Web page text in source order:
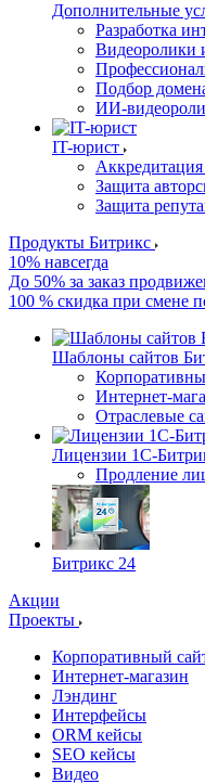
Дополнительные
Разработка
Видеоролики
Подбор
ИИ-
IT-юрист
Защита
Защита
Продукты Битрикс
10% навсегда
До 50% за заказ
100 % скидка при смене
Шаблоны сайтов
Интернет-
Отраслевые
Лицензии 1С-
Продление
Битрикс 24
Акции
Проекты
Корпоративный
Интернет-магазин
Лэндинг
Интерфейсы
ORM кейсы
SEO кейсы
Видео